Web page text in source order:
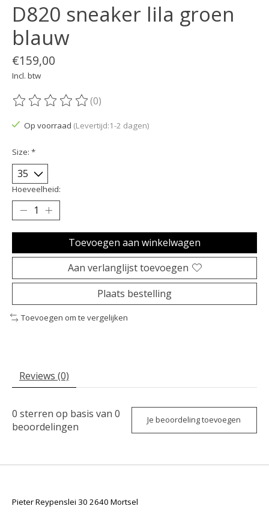
D820 sneaker lila groen
blauw
€159,00
Incl. btw
De beoordeling van dit product is
(0)
Op voorraad (Levertijd:1-2 dagen)
Size: *
Hoeveelheid:
Toevoegen aan winkelwagen
Aan verlanglijst toevoegen
Plaats bestelling
Toevoegen om te vergelijken
Reviews (0)
0 sterren op basis van 0
beoordelingen
Je beoordeling toevoegen
Pieter Reypenslei 30 2640 Mortsel